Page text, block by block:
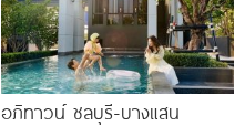
อภิทาวน์ ชลบุรี-บางแสน